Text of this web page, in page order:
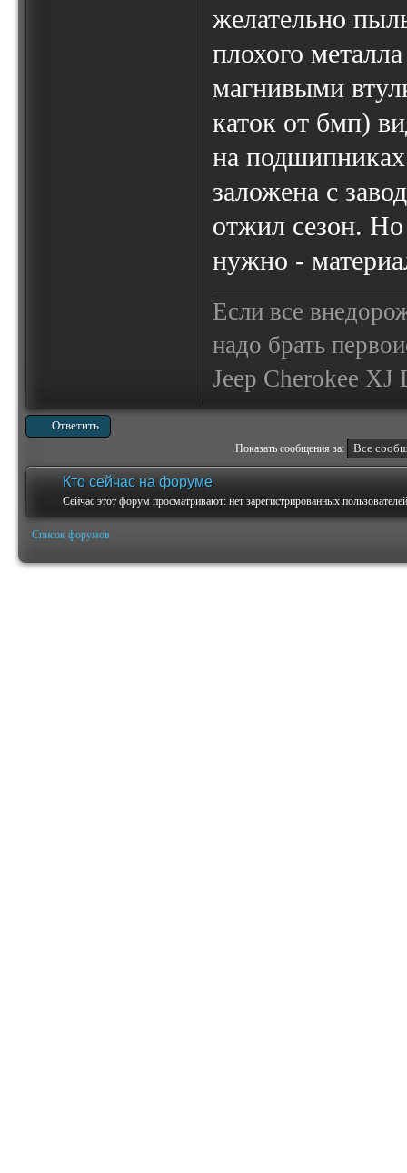
желательно
плохого
магнивыми
каток от бмп)
на подшипниках
заложена с
отжил сезон. Но
нужно -
Если все
надо брать
Jeep Cherokee
Ответить
Показать сообщения за:
Кто сейчас на форуме
Сейчас этот форум просматривают: нет зарегистрированных
Список форумов